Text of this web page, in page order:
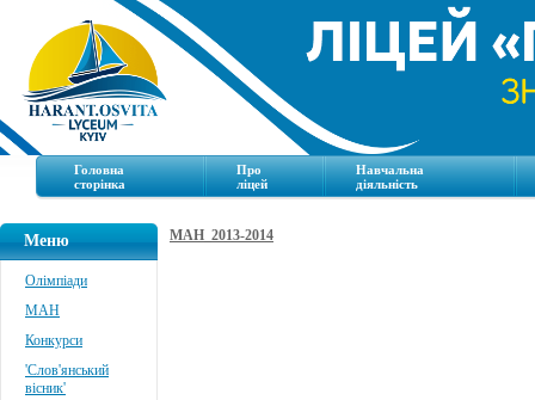
Головна
сторінка
Про
ліцей
Навчальна
діяльність
Меню
Олімпіади
МАН
Конкурси
'Слов'янський
вісник'
МАН_2013-2014